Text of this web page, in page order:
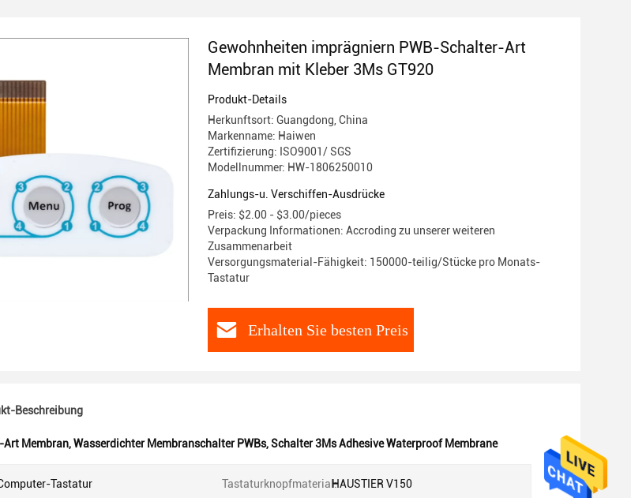
Gewohnheiten imprägniern PWB-Schalter-Art
Membran mit Kleber 3Ms GT920
Produkt-Details
Herkunftsort: Guangdong, China
Markenname: Haiwen
Zertifizierung: ISO9001/ SGS
Modellnummer: HW-1806250010
Zahlungs-u. Verschiffen-Ausdrücke
Preis: $2.00 - $3.00/pieces
Verpackung Informationen: Accroding zu unserer weiteren
Zusammenarbeit
Versorgungsmaterial-Fähigkeit: 150000-teilig/Stücke pro Monats-
Tastatur
Erhalten Sie besten Preis
Beschreibung
Art Membran,Wasserdichter Membranschalter PWBs,Schalter 3Ms Adhesive Waterproof Membrane
Tastatur Tastaturknopfmaterial:HAUSTIER V150